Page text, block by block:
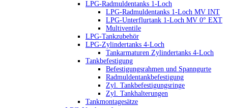
LPG-Radmuldentanks 1-Loch
LPG-Radmuldentanks 1-Loch MV INT
LPG-Unterflurtank 1-Loch MV 0° EXT
Multiventile
LPG-Tankzubehör
LPG-Zylindertanks 4-Loch
Tankarmaturen Zylindertanks 4-Loch
Tankbefestigung
Befestigungsrahmen und Spanngurte
Radmuldentankbefestigung
Zyl. Tankbefestigungsringe
Zyl. Tankhalterungen
Tankmontagesätze